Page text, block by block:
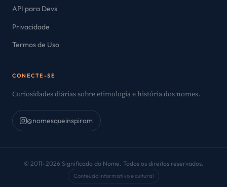
API para Devs
Privacidade
Termos de Uso
CONECTE-SE
Curiosidades diárias sobre etimologia e história dos nomes.
@nomesqueinspiram
© 2011–2026 Significado do Nome. Todos os direitos reservados.
Conteúdo informativo e cultural